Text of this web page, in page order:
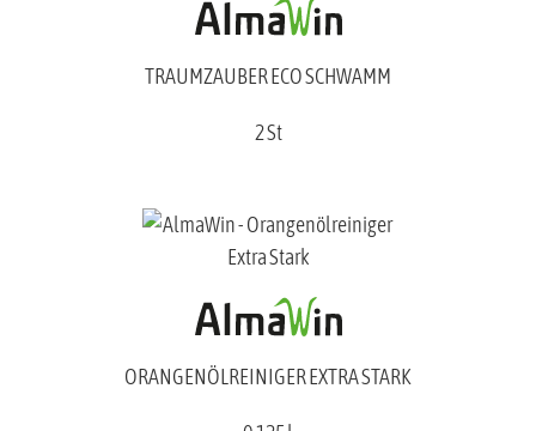
TRAUMZAUBER ECO SCHWAMM
2 St
ORANGENÖLREINIGER EXTRA STARK